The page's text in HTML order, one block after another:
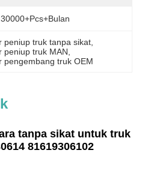
30000+Pcs+Bulan
peniup truk tanpa sikat
peniup truk MAN
pengembang truk OEM
tanpa sikat untuk truk
81619306102